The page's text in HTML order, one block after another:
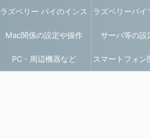
ラズベリー パイのインス
トールと環境設定
ラズベリーパイ
ラ
Mac関係の設定や操作 サーバ等の設
PC・周辺機器など スマートフォン